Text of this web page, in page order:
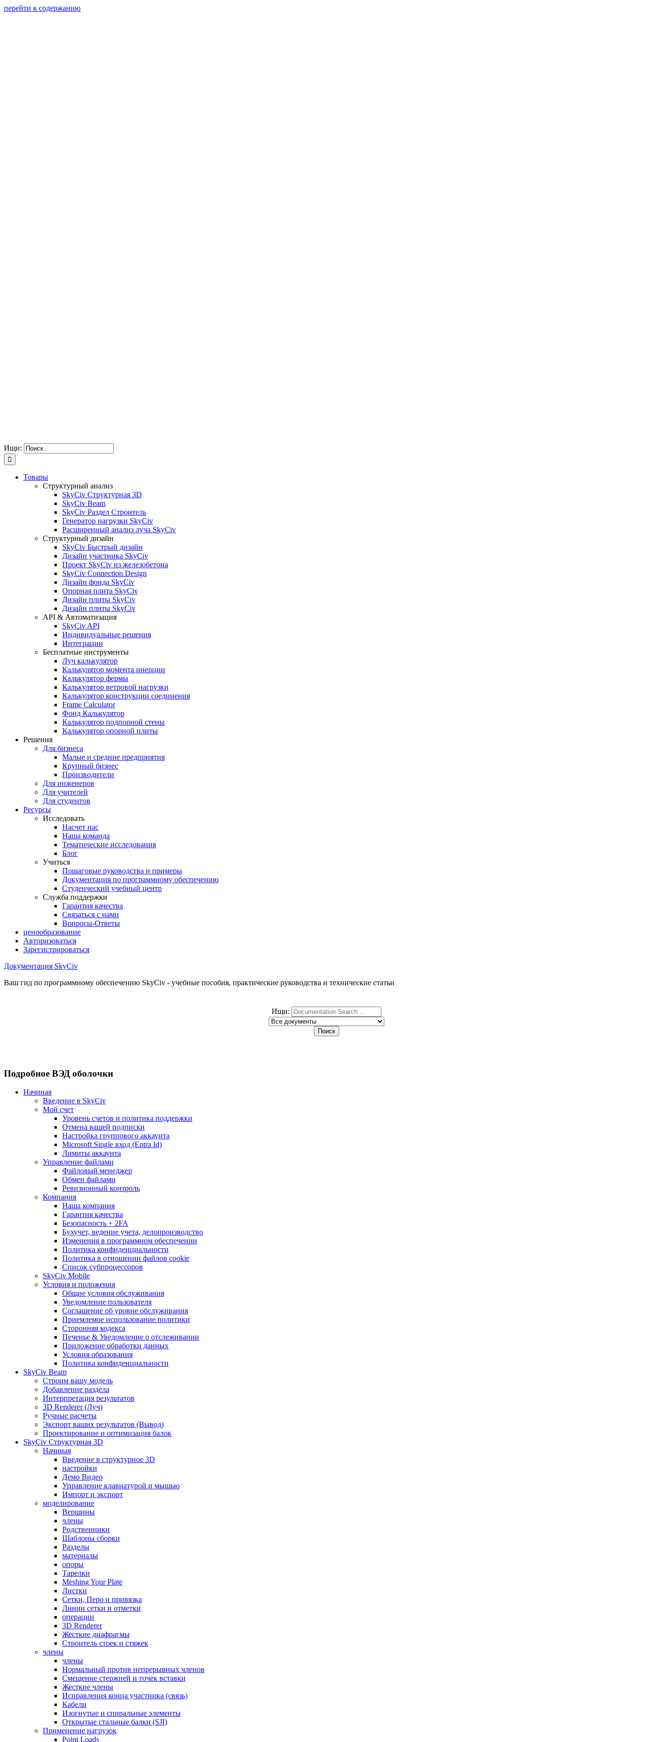
перейти к содержанию
Ищи:
Товары
Структурный анализ
SkyCiv Структурная 3D
SkyCiv Beam
SkyCiv Раздел Строитель
Генератор нагрузки SkyCiv
Расширенный анализ луча SkyCiv
Структурный дизайн
SkyCiv Быстрый дизайн
Дизайн участника SkyCiv
Проект SkyCiv из железобетона
SkyCiv Connection Design
Дизайн фонда SkyCiv
Опорная плита SkyCiv
Дизайн плиты SkyCiv
Дизайн плиты SkyCiv
API & Автоматизация
SkyCiv API
Индивидуальные решения
Интеграции
Бесплатные инструменты
Луч калькулятор
Калькулятор момента инерции
Калькулятор фермы
Калькулятор ветровой нагрузки
Калькулятор конструкции соединения
Frame Calculator
Фонд Калькулятор
Калькулятор подпорной стены
Калькулятор опорной плиты
Решения
Для бизнеса
Малые и средние предприятия
Крупный бизнес
Производители
Для инженеров
Для учителей
Для студентов
Ресурсы
Исследовать
Насчет нас
Наша команда
Тематические исследования
Блог
Учиться
Пошаговые руководства и примеры
Документация по программному обеспечению
Студенческий учебный центр
Служба поддержки
Гарантия качества
Связаться с нами
Вопросы-Ответы
ценообразование
Авторизоваться
Зарегистрироваться
Документация SkyCiv
Ваш гид по программному обеспечению SkyCiv - учебные пособия, практические руководства и технические статьи
Ищи:
Подробное ВЭД оболочки
Начиная
Введение в SkyCiv
Мой счет
Уровень счетов и политика поддержки
Отмена вашей подписки
Настройка группового аккаунта
Microsoft Single вход (Entra Id)
Лимиты аккаунта
Управление файлами
Файловый менеджер
Обмен файлами
Ревизионный контроль
Компания
Наша компания
Гарантия качества
Безопасность + 2FA
Бухучет, ведение учета, делопроизводство
Изменения в программном обеспечении
Политика конфиденциальности
Политика в отношении файлов cookie
Список субпроцессоров
SkyCiv Mobile
Условия и положения
Общие условия обслуживания
Уведомление пользователя
Соглашение об уровне обслуживания
Приемлемое использование политики
Сторонняя кодекса
Печенье & Уведомление о отслеживании
Приложение обработки данных
Условия образования
Политика конфиденциальности
SkyCiv Beam
Строим вашу модель
Добавление раздела
Интерпретация результатов
3D Renderer (Луч)
Ручные расчеты
Экспорт ваших результатов (Вывод)
Проектирование и оптимизация балок
SkyCiv Структурная 3D
Начиная
Введение в структурное 3D
настройки
Демо Видео
Управление клавиатурой и мышью
Импорт и экспорт
моделирование
Вершины
члены
Родственники
Шаблоны сборки
Разделы
материалы
опоры
Тарелки
Meshing Your Plate
Листки
Сетки, Перо и привязка
Линии сетки и отметки
операции
3D Renderer
Жесткие диафрагмы
Строитель стоек и стяжек
члены
члены
Нормальный против непрерывных членов
Смещение стержней и точек вставки
Жесткие члены
Исправления конца участника (связь)
Кабели
Изогнутые и спиральные элементы
Открытые стальные балки (SJI)
Применение нагрузок
Point Loads